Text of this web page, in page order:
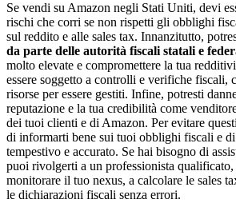
Se vendi su Amazon negli Stati Uniti, devi
rischi che corri se non rispetti gli obblighi
sul reddito e alle sales tax. Innanzitutto,
da parte delle autorità fiscali statali e
molto elevate e compromettere la tua
essere soggetto a controlli e verifiche fiscali,
risorse per essere gestiti. Infine, potresti
reputazione e la tua credibilità come
dei tuoi clienti e di Amazon. Per evitare
di informarti bene sui tuoi obblighi fiscali e
tempestivo e accurato. Se hai bisogno di
puoi rivolgerti a un professionista qualificato,
monitorare il tuo nexus, a calcolare le sales
le dichiarazioni fiscali senza errori.